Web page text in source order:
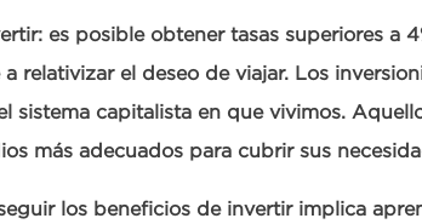
es posible obtener tasas superiores a
relativizar el deseo de viajar. Los
sistema capitalista en que vivimos.
más adecuados para cubrir sus
los beneficios de invertir implica